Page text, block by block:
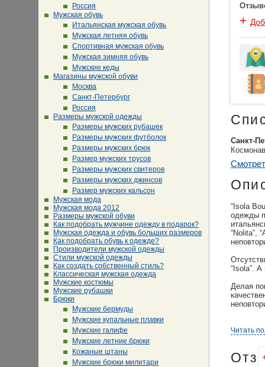
Россия
Мужская обувь
Итальянская мужская обувь
Мужская летняя обувь
Спортивная мужская обувь
Мужская зимняя обувь
Мужские кеды
Магазины мужской обуви
Москва
Санкт-Петербург
Россия
Размеры мужской одежды
Размеры мужских рубашек
Размеры мужских футболок
Размеры мужских брюк
Размер мужских трусов
Размеры мужских свитеров
Размеры мужских джинсов
Размер мужских кальсон
Мужская мода
Мужская мода 2012
Размеры мужской обуви
Как подобрать мужчине одежду в подарок?
Мужская одежда и обувь больших размеров
Как подобрать обувь к одежде?
Производители мужской одежды
Стили мужской одежды
Как создать собственный стиль?
Классическая мужская одежда
Мужские костюмы
Мужские рубашки
Брюки
Мужские бермуды
Мужские купальные плавки
Мужские галифе
Мужские летние брюки
Кожаные штаны
Мужские брюки милитари
+
Санкт-
“Isola
одежды
“Nolita”,
“Isola”.
Делая
Читать